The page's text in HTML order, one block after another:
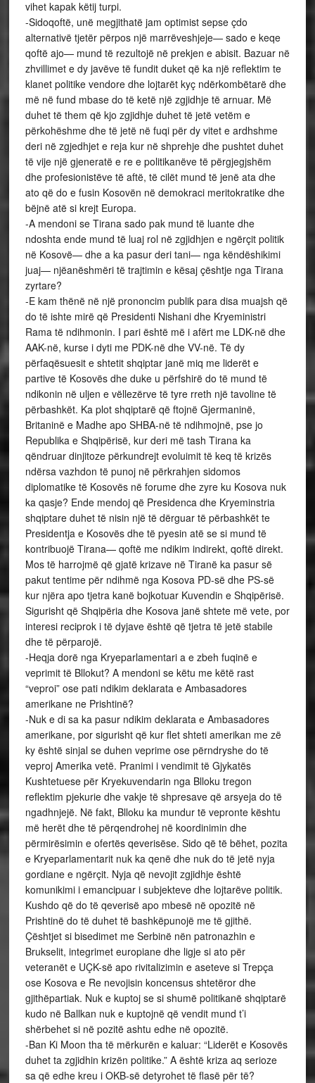
vihet kapak këtij turpi.
-Sidoqoftë, unë megjithatë jam optimist sepse çdo
alternativë tjetër përpos një marrëveshjeje— sado e keqe
qoftë ajo— mund të rezultojë në prekjen e abisit. Bazuar në
zhvillimet e dy javëve të fundit duket që ka një reflektim te
klanet politike vendore dhe lojtarët kyç ndërkombëtarë dhe
më në fund mbase do të ketë një zgjidhje të arnuar. Më
duhet të them që kjo zgjidhje duhet të jetë vetëm e
përkohëshme dhe të jetë në fuqi për dy vitet e ardhshme
deri në zgjedhjet e reja kur në shprehje dhe pushtet duhet
të vije një gjeneratë e re e politikanëve të përgjegjshëm
dhe profesionistëve të aftë, të cilët mund të jenë ata dhe
ato që do e fusin Kosovën në demokraci meritokratike dhe
bëjnë atë si krejt Europa.
-A mendoni se Tirana sado pak mund të luante dhe
ndoshta ende mund të luaj rol në zgjidhjen e ngërçit politik
në Kosovë— dhe a ka pasur deri tani— nga këndëshikimi
juaj— njëanëshmëri të trajtimin e kësaj çështje nga Tirana
zyrtare?
-E kam thënë në një prononcim publik para disa muajsh që
do të ishte mirë që Presidenti Nishani dhe Kryeministri
Rama të ndihmonin. I pari është më i afërt me LDK-në dhe
AAK-në, kurse i dyti me PDK-në dhe VV-në. Të dy
përfaqësuesit e shtetit shqiptar janë miq me liderët e
partive të Kosovës dhe duke u përfshirë do të mund të
ndikonin në uljen e vëllezërve të tyre rreth një tavoline të
përbashkët. Ka plot shqiptarë që ftojnë Gjermaninë,
Britaninë e Madhe apo SHBA-në të ndihmojnë, pse jo
Republika e Shqipërisë, kur deri më tash Tirana ka
qëndruar dinjitoze përkundrejt evoluimit të keq të krizës
ndërsa vazhdon të punoj në përkrahjen sidomos
diplomatike të Kosovës në forume dhe zyre ku Kosova nuk
ka qasje? Ende mendoj që Presidenca dhe Kryeminstria
shqiptare duhet të nisin një të dërguar të përbashkët te
Presidentja e Kosovës dhe të pyesin atë se si mund të
kontribuojë Tirana— qoftë me ndikim indirekt, qoftë direkt.
Mos të harrojmë që gjatë krizave në Tiranë ka pasur së
pakut tentime për ndihmë nga Kosova PD-së dhe PS-së
kur njëra apo tjetra kanë bojkotuar Kuvendin e Shqipërisë.
Sigurisht që Shqipëria dhe Kosova janë shtete më vete, por
interesi reciprok i të dyjave është që tjetra të jetë stabile
dhe të përparojë.
-Heqja dorë nga Kryeparlamentari a e zbeh fuqinë e
veprimit të Bllokut? A mendoni se këtu me këtë rast
“veproi” ose pati ndikim deklarata e Ambasadores
amerikane ne Prishtinë?
-Nuk e di sa ka pasur ndikim deklarata e Ambasadores
amerikane, por sigurisht që kur flet shteti amerikan me zë
ky është sinjal se duhen veprime ose përndryshe do të
veproj Amerika vetë. Pranimi i vendimit të Gjykatës
Kushtetuese për Kryekuvendarin nga Blloku tregon
reflektim pjekurie dhe vakje të shpresave që arsyeja do të
ngadhnjejë. Në fakt, Blloku ka mundur të vepronte kështu
më herët dhe të përqendrohej në koordinimin dhe
përmirësimin e ofertës qeverisëse. Sido që të bëhet, pozita
e Kryeparlamentarit nuk ka qenë dhe nuk do të jetë nyja
gordiane e ngërçit. Nyja që nevojit zgjidhje është
komunikimi i emancipuar i subjekteve dhe lojtarëve politik.
Kushdo që do të qeverisë apo mbesë në opozitë në
Prishtinë do të duhet të bashkëpunojë me të gjithë.
Çështjet si bisedimet me Serbinë nën patronazhin e
Brukselit, integrimet europiane dhe ligje si ato për
veteranët e UÇK-së apo rivitalizimin e aseteve si Trepça
ose Kosova e Re nevojisin koncensus shtetëror dhe
gjithëpartiak. Nuk e kuptoj se si shumë politikanë shqiptarë
kudo në Ballkan nuk e kuptojnë që vendit mund t’i
shërbehet si në pozitë ashtu edhe në opozitë.
-Ban Ki Moon tha të mërkurën e kaluar: “Liderët e Kosovës
duhet ta zgjidhin krizën politike.” A është kriza aq serioze
sa që edhe kreu i OKB-së detyrohet të flasë për të?